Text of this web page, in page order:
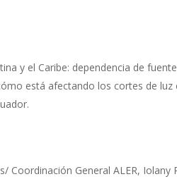
y el Caribe: dependencia de
está afectando los cortes de luz
Coordinación General ALER,